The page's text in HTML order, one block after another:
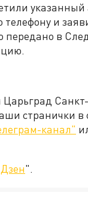
и
передано в
странички в
канал"
".